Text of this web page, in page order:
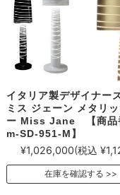
イタリア製デザイナー
ミス ジェーン メタリ
ー Miss Jane 【商品
m-SD-951-M】
¥1,026,000(税込
在庫を確認する